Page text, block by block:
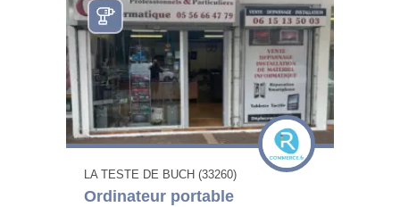
LA TESTE DE BUCH (33260)
Ordinateur portable